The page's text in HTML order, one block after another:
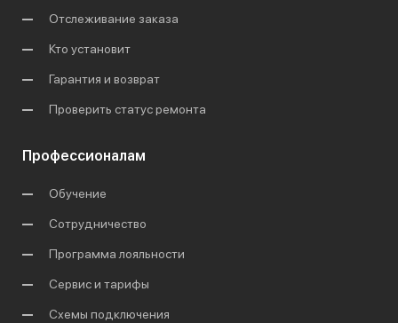
Отслеживание заказа
Кто установит
Гарантия и возврат
Проверить статус ремонта
Профессионалам
Обучение
Сотрудничество
Программа лояльности
Сервис и тарифы
Схемы подключения